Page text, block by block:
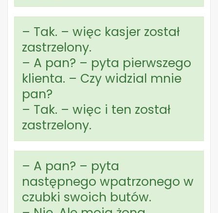
– Tak. – więc kasjer został
zastrzelony.
– A pan? – pyta pierwszego
klienta. – Czy widzial mnie
pan?
– Tak. – więc i ten został
zastrzelony.
– A pan? – pyta
następnego wpatrzonego w
czubki swoich butów.